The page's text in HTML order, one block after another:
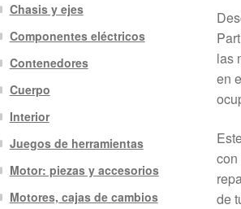
las
en
con
de
Chasis y ejes
Componentes eléctricos
Contenedores
Cuerpo
Interior
Juegos de herramientas
Motor: piezas y accesorios
Motores, cajas de cambios